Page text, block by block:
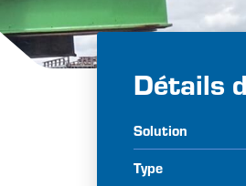
À
Détails
Solution
Type